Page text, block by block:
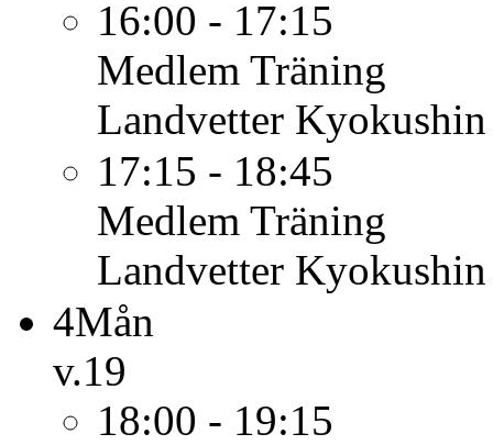
16:00 - 17:15
Medlem Träning
Landvetter
17:15 - 18:45
Medlem Träning
Landvetter
4Mån
v.19
18:00 - 19:15